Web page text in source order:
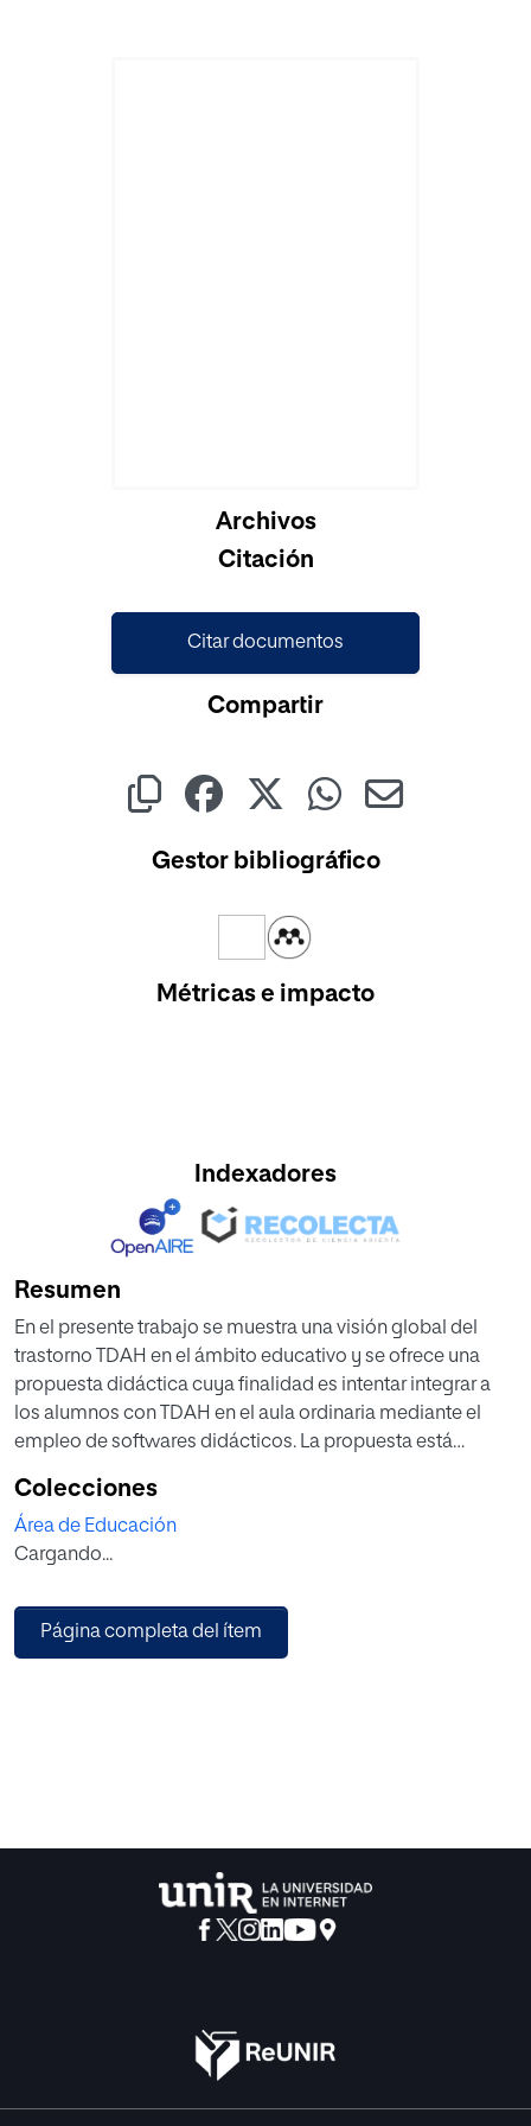
Archivos
Citación
Citar documentos
Compartir
Gestor bibliográfico
Métricas e impacto
Indexadores
Resumen
En el presente trabajo se muestra una visión global del
trastorno TDAH en el ámbito educativo y se ofrece una
propuesta didáctica cuya finalidad es intentar integrar a
los alumnos con TDAH en el aula ordinaria mediante el
empleo de softwares didácticos. La propuesta está
para atender a las necesidades concretas de estos
alumnos. Hay estudios que postulan que el conocimiento
del docente está directamente relacionado con la
estos alumnos. En este trabajo se ha realizado un estudio
exploratorio con la finalidad de determinar el grado de
educativos como medida de atención a la diversidad, ni
para el tratamiento de TDAH.
Colecciones
Área de Educación
Cargando...
Página completa del ítem